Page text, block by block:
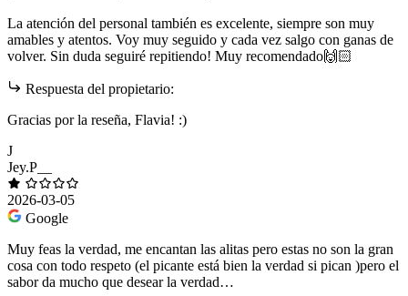
La atención del personal también es excelente, siempre son muy
amables y atentos. Voy muy seguido y cada vez salgo con ganas de
volver. Sin duda seguiré repitiendo! Muy recomendado🙌🏻
Respuesta del propietario:
Gracias por la reseña, Flavia! :)
J
Jey.P__
2026-03-05
Google
Muy feas la verdad, me encantan las alitas pero estas no son la gran
cosa con todo respeto (el picante está bien la verdad si pican )pero el
sabor da mucho que desear la verdad…